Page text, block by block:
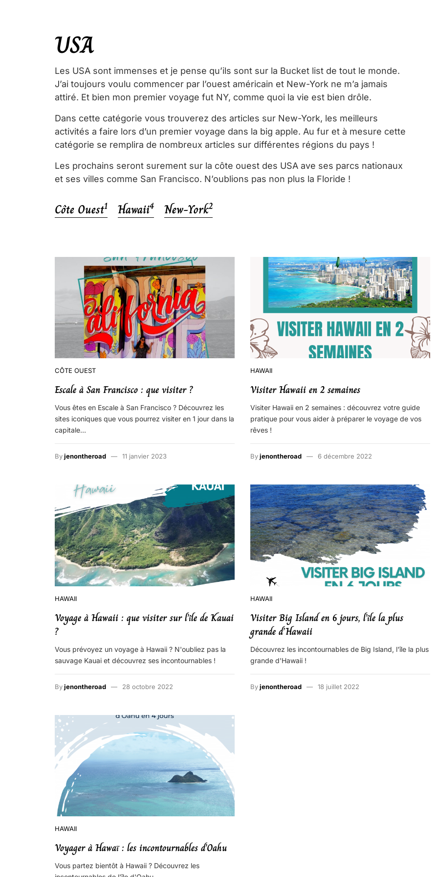
USA
Les USA sont immenses et je pense qu’ils sont sur la Bucket list de tout le monde.
J’ai toujours voulu commencer par l’ouest américain et New-York ne m’a jamais
attiré. Et bien mon premier voyage fut NY, comme quoi la vie est bien drôle.
Dans cette catégorie vous trouverez des articles sur New-York, les meilleurs
activités a faire lors d’un premier voyage dans la big apple. Au fur et à mesure cette
catégorie se remplira de nombreux articles sur différentes régions du pays !
Les prochains seront surement sur la côte ouest des USA ave ses parcs nationaux
et ses villes comme San Francisco. N’oublions pas non plus la Floride !
Côte Ouest1 Hawaii4 New-York2
CÔTE OUEST
Escale à San Francisco : que visiter ?
Vous êtes en Escale à San Francisco ? Découvrez les
sites iconiques que vous pourrez visiter en 1 jour dans la
capitale…
Byjenontheroad 11 janvier 2023
HAWAII
Visiter Hawaii en 2 semaines
Visiter Hawaii en 2 semaines : découvrez votre guide
pratique pour vous aider à préparer le voyage de vos
rêves !
Byjenontheroad 6 décembre 2022
HAWAII
Voyage à Hawaii : que visiter sur l’île de Kauai
?
Vous prévoyez un voyage à Hawaii ? N'oubliez pas la
sauvage Kauai et découvrez ses incontournables !
Byjenontheroad 28 octobre 2022
HAWAII
Visiter Big Island en 6 jours, l’île la plus
grande d’Hawaii
Découvrez les incontournables de Big Island, l'île la plus
grande d'Hawaii !
Byjenontheroad 18 juillet 2022
HAWAII
Voyager à Hawaï : les incontournables d’Oahu
Vous partez bientôt à Hawaii ? Découvrez les